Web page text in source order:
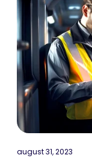
august 31, 2023